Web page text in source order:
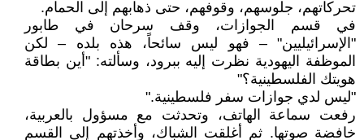
تحركاتهم، جلوسهم، وقوفهم، حتى ذهابهم إلى الحمام.
في قسم الجوازات، وقف سرحان في طابور
"الإسرائيليين" – فهو ليس سائحاً، هذه بلده – لكن
الموظفة اليهودية نظرت إليه ببرود، وسألته: "أين بطاقة
هويتك الفلسطينية؟"
"ليس لدي جوازات سفر فلسطينية."
رفعت سماعة الهاتف، وتحدثت مع مسؤول بالعربية،
خافضة صوتها. ثم أغلقت الشباك، وأخذتهم إلى القسم